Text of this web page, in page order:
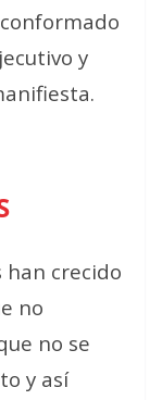
y
han crecido
no
no se
y así